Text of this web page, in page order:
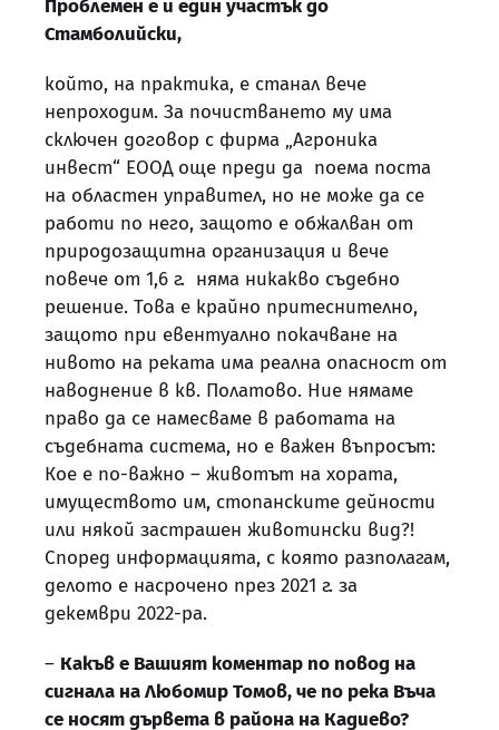
Проблемен е и един участък до
Стамболийски,
който, на практика, е станал вече
непроходим. За почистването му има
сключен договор с фирма „Агроника
инвест“ ЕООД още преди да поема поста
на областен управител, но не може да се
работи по него, защото е обжалван от
природозащитна организация и вече
повече от 1,6 г. няма никакво съдебно
решение. Това е крайно притеснително,
защото при евентуално покачване на
нивото на реката има реална опасност от
наводнение в кв. Полатово. Ние нямаме
право да се намесваме в работата на
съдебната система, но е важен въпросът:
Кое е по-важно – животът на хората,
имуществото им, стопанските дейности
или някой застрашен животински вид?!
Според информацията, с която разполагам,
делото е насрочено през 2021 г. за
декември 2022-ра.
– Какъв е Вашият коментар по повод на
сигнала на Любомир Томов, че по река Въча
се носят дървета в района на Кадиево?